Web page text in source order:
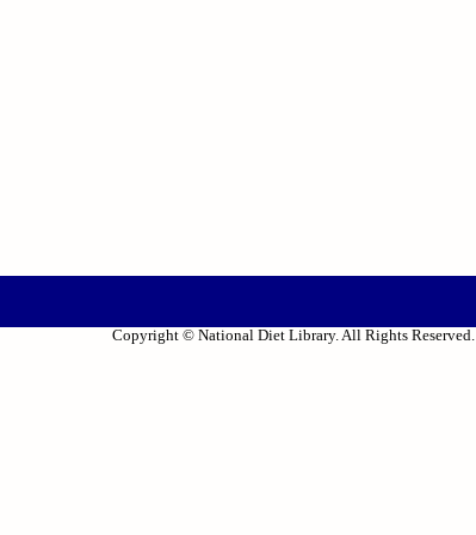
Copyright © National Diet Library. All Rights Reserved.